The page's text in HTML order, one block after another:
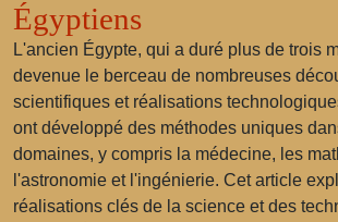
Égyptiens
L'ancien Égypte, qui a duré plus de trois
devenue le berceau de nombreuses
scientifiques et réalisations
ont développé des méthodes uniques
domaines, y compris la médecine, les
l'astronomie et l'ingénierie. Cet article
réalisations clés de la science et des